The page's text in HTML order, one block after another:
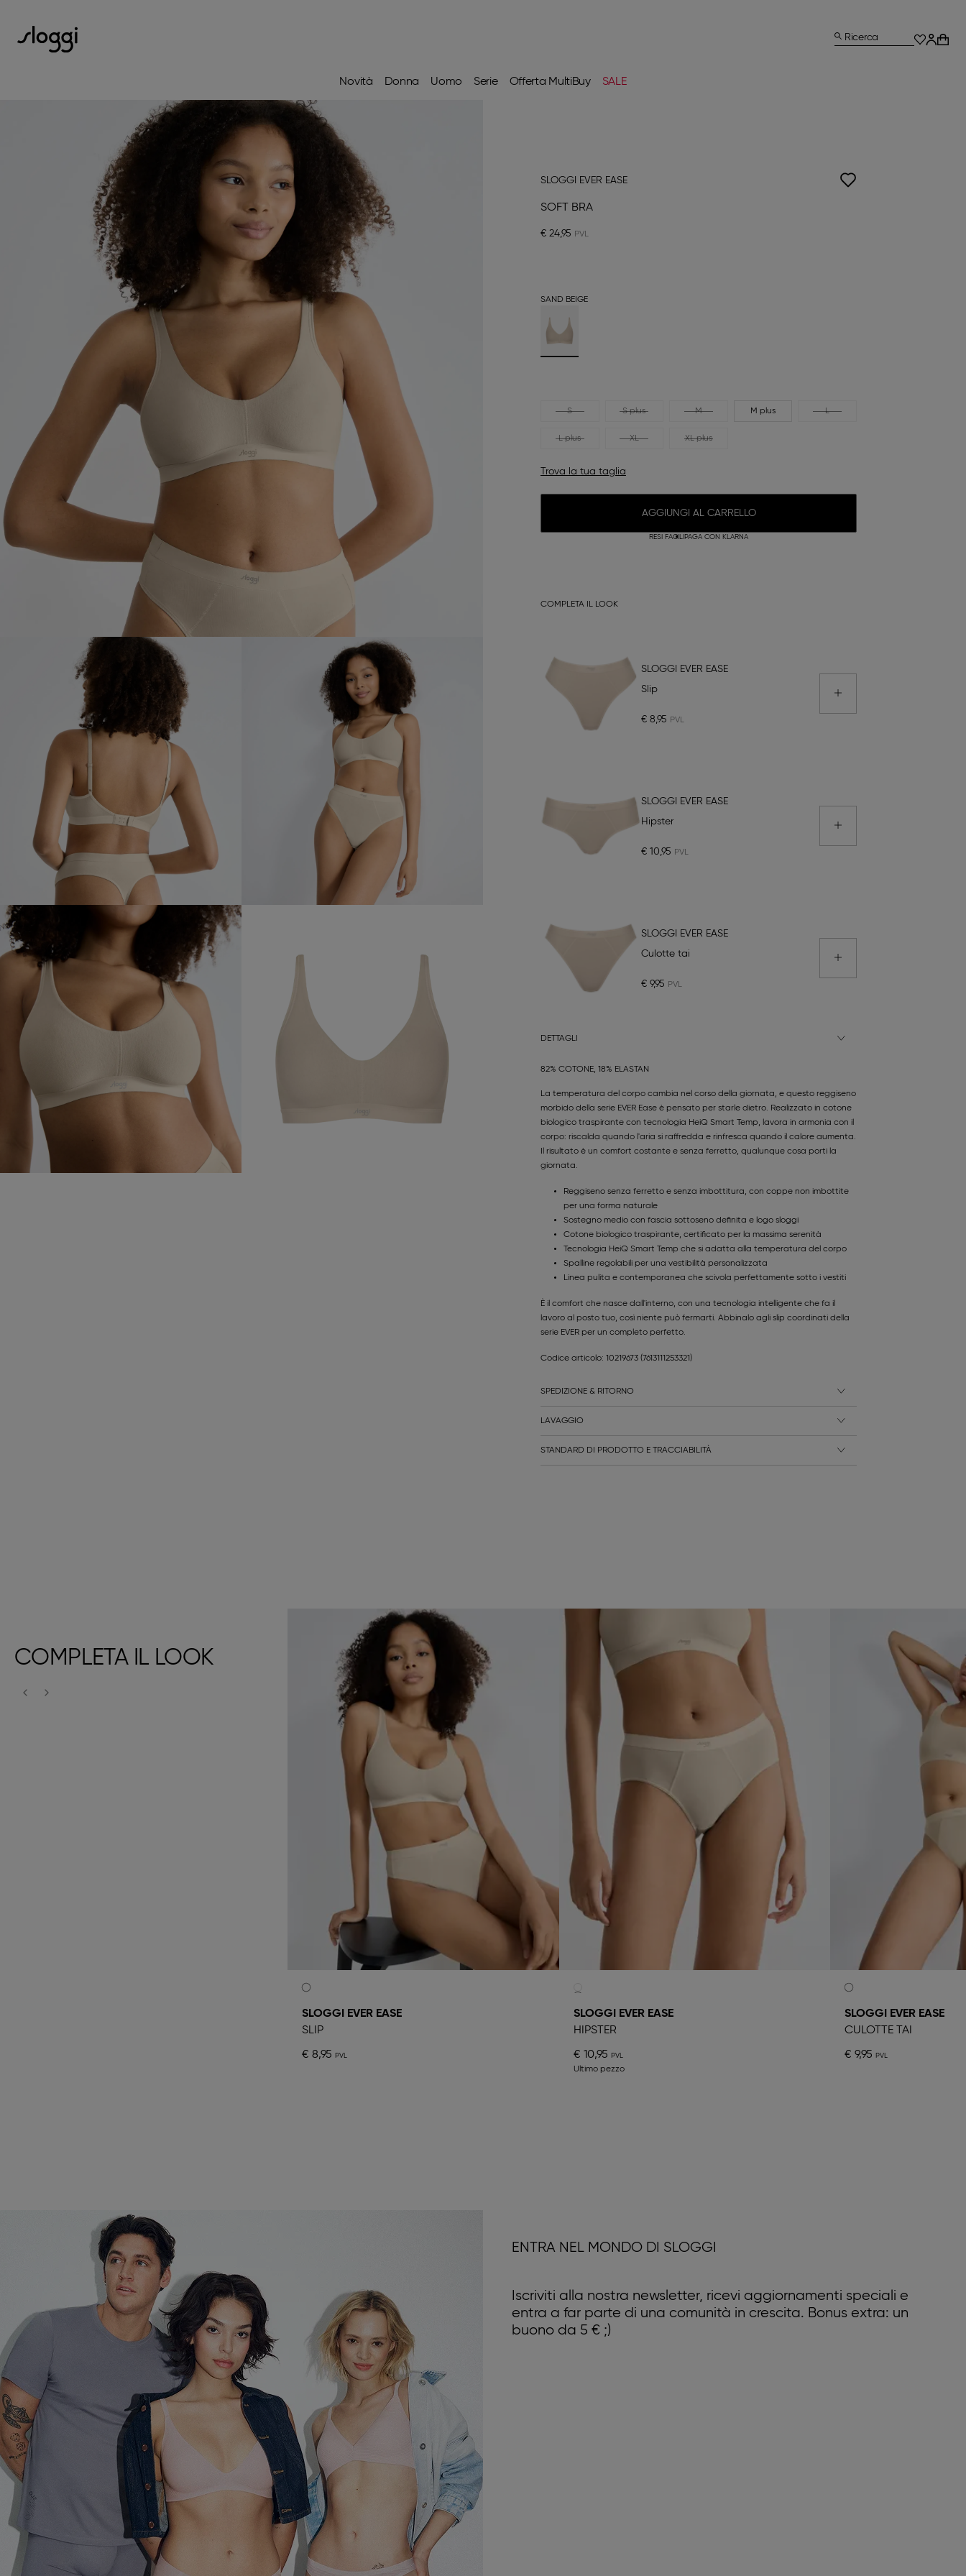
Novità Donna Uomo Serie Offerta MultiBuy SALE
Ricerca
SLOGGI EVER EASE
SOFT BRA
€ 24,95
SAND BEIGE
S S plus M M plus L
L plus XL XL plus
Trova la tua taglia
AGGIUNGI AL CARRELLO
RESI FACILI PAGA CON KLARNA
COMPLETA IL LOOK
SLOGGI EVER EASE
Slip
€ 8,95
SLOGGI EVER EASE
Hipster
€ 10,95
SLOGGI EVER EASE
Culotte tai
€ 9,95
DETTAGLI
82% COTONE, 18% ELASTAN
La temperatura del corpo cambia nel corso della giornata, e questo reggiseno
morbido della serie EVER Ease è pensato per starle dietro. Realizzato in cotone
biologico traspirante con tecnologia HeiQ Smart Temp, lavora in armonia con il
corpo: riscalda quando l'aria si raffredda e rinfresca quando il calore aumenta.
Il risultato è un comfort costante e senza ferretto, qualunque cosa porti la
giornata.
Reggiseno senza ferretto e senza imbottitura, con coppe non imbottite
per una forma naturale
Sostegno medio con fascia sottoseno definita e logo sloggi
Cotone biologico traspirante, certificato per la massima serenità
Tecnologia HeiQ Smart Temp che si adatta alla temperatura del corpo
Spalline regolabili per una vestibilità personalizzata
Linea pulita e contemporanea che scivola perfettamente sotto i vestiti
È il comfort che nasce dall'interno, con una tecnologia intelligente che fa il
lavoro al posto tuo, così niente può fermarti. Abbinalo agli slip coordinati della
serie EVER per un completo perfetto.
Codice articolo: 10219673 (7613111253321)
SPEDIZIONE & RITORNO
LAVAGGIO
STANDARD DI PRODOTTO E TRACCIABILITÀ
COMPLETA IL LOOK
SLOGGI EVER EASE
SLIP
€ 8,95
SLOGGI EVER EASE
HIPSTER
€ 10,95
Ultimo pezzo
SLOGGI EVER EASE
CULOTTE TAI
€ 9,95
ENTRA NEL MONDO DI SLOGGI
Iscriviti alla nostra newsletter, ricevi aggiornamenti speciali e
entra a far parte di una comunità in crescita. Bonus extra: un
buono da 5 € ;)